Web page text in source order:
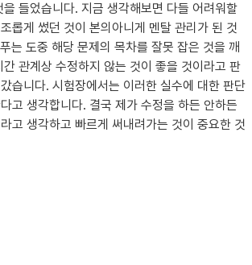
들었습니다. 지금 생각해보면 다들 어려워할
롭게 썼던 것이 본의아니게 멘탈 관리가 된 것
는 도중 해당 문제의 목차를 잘못 잡은 것을 깨
관계상 수정하지 않는 것이 좋을 것이라고 판
습니다. 시험장에서는 이러한 실수에 대한 판단
고 생각합니다. 결국 제가 수정을 하든 안하든
고 생각하고 빠르게 써내려가는 것이 중요한 것